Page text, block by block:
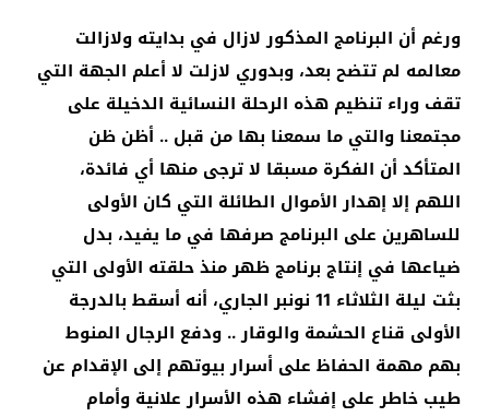
ورغم أن البرنامج المذكور لازال في بدايته ولازالت
معالمه لم تتضح بعد، وبدوري لازلت لا أعلم الجهة التي
تقف وراء تنظيم هذه الرحلة النسائية الدخيلة على
مجتمعنا والتي ما سمعنا بها من قبل .. أظن ظن
المتأكد أن الفكرة مسبقا لا ترجى منها أي فائدة،
اللهم إلا إهدار الأموال الطائلة التي كان الأولى
للساهرين على البرنامج صرفها في ما يفيد، بدل
ضياعها في إنتاج برنامج ظهر منذ حلقته الأولى التي
بثت ليلة الثلاثاء 11 نونبر الجاري، أنه أسقط بالدرجة
الأولى قناع الحشمة والوقار .. ودفع الرجال المنوط
بهم مهمة الحفاظ على أسرار بيوتهم إلى الإقدام عن
طيب خاطر على إفشاء هذه الأسرار علانية وأمام